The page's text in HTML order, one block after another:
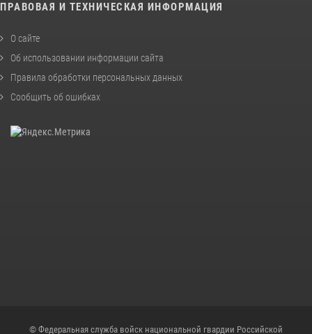
ПРАВОВАЯ И ТЕХНИЧЕСКАЯ ИНФОРМАЦИЯ
О сайте
Об использовании информации сайта
Правила обработки персональных данных
Сообщить об ошибках
© Федеральная служба войск национальной гвардии Российской